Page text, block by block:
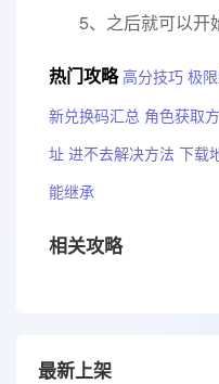
5、之后就可以开
热门攻略 高分技巧 极
新兑换码汇总 角色获取
址 进不去解决方法 下载
能继承
相关攻略
最新上架